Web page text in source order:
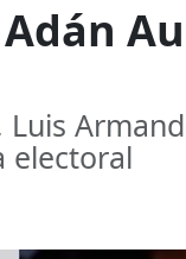
Adán
electoral